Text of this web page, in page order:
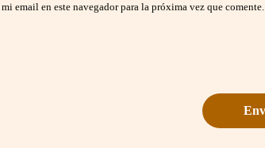
email en este navegador para la próxima vez que comente.